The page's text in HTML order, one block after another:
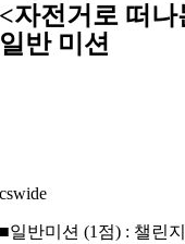
<자전거로 떠
일반 미션
cswide
■일반미션 (1점) : 챌린